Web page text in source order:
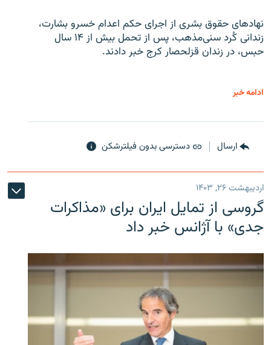
نهادهای حقوق بشری از اجرای حکم اعدام خسرو بشارت،
زندانی کُرد سنی‌مذهب، پس از تحمل بیش از ۱۴ سال
حبس، در زندان قزلحصار کرج خبر دادند.
ادامه خبر
ارسال دسترسی بدون فیلترشکن
اردیبهشت ۲۶, ۱۴۰۳
گروسی از تمایل ایران برای «مذاکرات
جدی» با آژانس خبر داد